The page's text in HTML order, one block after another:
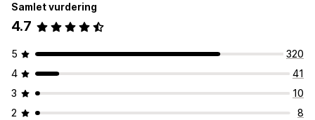
Samlet vurdering
4.7
5
320
4
41
3
10
2
8